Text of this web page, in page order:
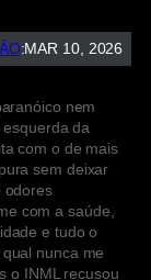
:MAR 10, 2026
nem
da
com o de mais
sem deixar
odores
com a saúde,
e tudo o
nunca me
o INML recusou